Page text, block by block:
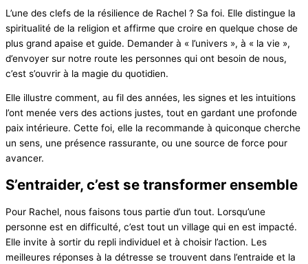
L’une des clefs de la résilience de Rachel ? Sa foi. Elle distingue la
spiritualité de la religion et affirme que croire en quelque chose de
plus grand apaise et guide. Demander à « l’univers », à « la vie »,
d’envoyer sur notre route les personnes qui ont besoin de nous,
c’est s’ouvrir à la magie du quotidien.
Elle illustre comment, au fil des années, les signes et les intuitions
l’ont menée vers des actions justes, tout en gardant une profonde
paix intérieure. Cette foi, elle la recommande à quiconque cherche
un sens, une présence rassurante, ou une source de force pour
avancer.
S’entraider, c’est se transformer ensemble
Pour Rachel, nous faisons tous partie d’un tout. Lorsqu’une
personne est en difficulté, c’est tout un village qui en est impacté.
Elle invite à sortir du repli individuel et à choisir l’action. Les
meilleures réponses à la détresse se trouvent dans l’entraide et la